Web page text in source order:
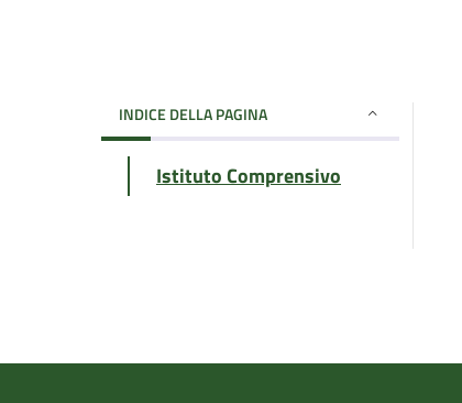
INDICE DELLA PAGINA
Istituto Comprensivo